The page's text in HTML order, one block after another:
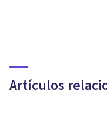
Artículos
tener un